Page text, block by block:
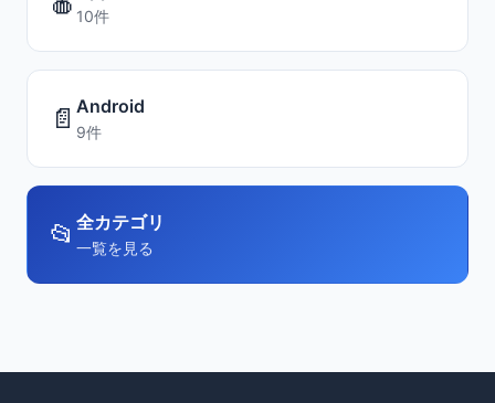
10件
📄 Android
9件
📂 全カテゴリ
一覧を見る